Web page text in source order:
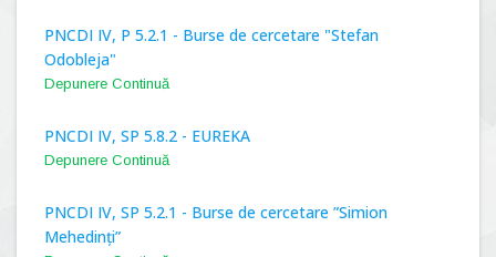
PNCDI IV, P 5.2.1 - Burse de cercetare "Stefan
Odobleja"
Depunere Continuă
PNCDI IV, SP 5.8.2 - EUREKA
Depunere Continuă
PNCDI IV, SP 5.2.1 - Burse de cercetare ”Simion
Mehedinți”